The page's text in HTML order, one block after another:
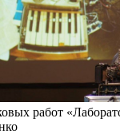
работ